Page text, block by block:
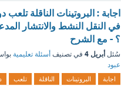
اجابة : البروتينات الناقلة تلعب
في النقل النشط والانتشار
؟ - مع الشرح
سُئل أبريل 4 في تصنيف أسئلة تعليمية
عبود
اجابة البروتينات الناقلة تلعب